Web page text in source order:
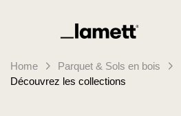
Retour à la page d'accueil
Home
Parquet & Sols en bois
Découvrez les collections